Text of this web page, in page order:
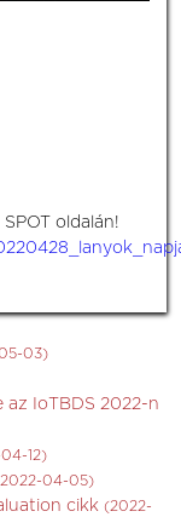
oldalán!
03)
az IoTBDS 2022-n
12)
04-05)
cikk (2022-